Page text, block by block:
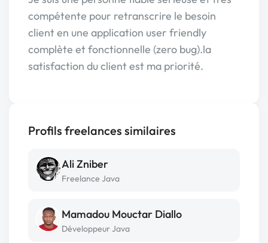
compétente pour retranscrire le besoin
client en une application user friendly
complète et fonctionnelle (zero bug).la
satisfaction du client est ma priorité.
Profils freelances similaires
Ali Zniber
Freelance Java
Mamadou Mouctar Diallo
Développeur Java